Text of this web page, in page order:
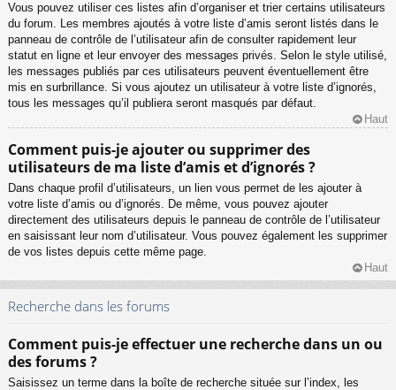
Vous pouvez utiliser ces listes afin d’organiser et trier certains utilisateurs
du forum. Les membres ajoutés à votre liste d’amis seront listés dans le
panneau de contrôle de l’utilisateur afin de consulter rapidement leur
statut en ligne et leur envoyer des messages privés. Selon le style utilisé,
les messages publiés par ces utilisateurs peuvent éventuellement être
mis en surbrillance. Si vous ajoutez un utilisateur à votre liste d’ignorés,
tous les messages qu’il publiera seront masqués par défaut.
Haut
Comment puis-je ajouter ou supprimer des
utilisateurs de ma liste d’amis et d’ignorés ?
Dans chaque profil d’utilisateurs, un lien vous permet de les ajouter à
votre liste d’amis ou d’ignorés. De même, vous pouvez ajouter
directement des utilisateurs depuis le panneau de contrôle de l’utilisateur
en saisissant leur nom d’utilisateur. Vous pouvez également les supprimer
de vos listes depuis cette même page.
Haut
Recherche dans les forums
Comment puis-je effectuer une recherche dans un ou
des forums ?
Saisissez un terme dans la boîte de recherche située sur l’index, les